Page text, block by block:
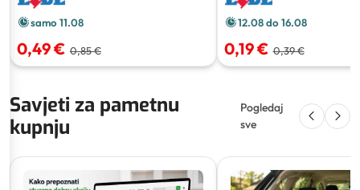
samo 11.08
0,49 € 0,85 €
12.08 do 16.08
0,19 € 0,39 €
Savjeti za pametnu
kupnju
Pogledaj
sve